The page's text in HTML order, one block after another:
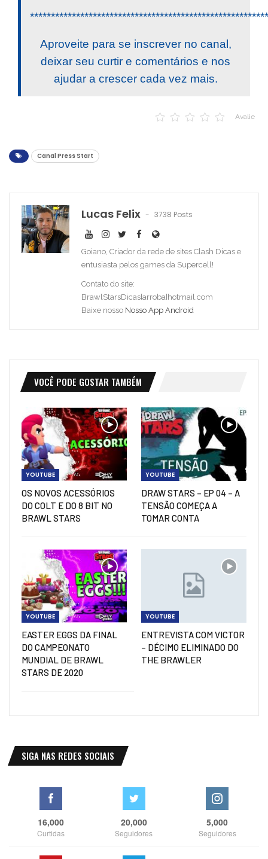
Aproveite para se inscrever no canal,
deixar seu curtir e comentários e nos
ajudar a crescer cada vez mais.
Avalie
Canal Press Start
Lucas Felix 3738 Posts
Goiano, Criador da rede de sites Clash Dicas e
entusiasta pelos games da Supercell!
Contato do site:
BrawlStarsDicas[arroba]hotmail.com
Baixe nosso Nosso App Android
VOCÊ PODE GOSTAR TAMBÉM
YOUTUBE
OS NOVOS ACESSÓRIOS
DO COLT E DO 8 BIT NO
BRAWL STARS
YOUTUBE
DRAW STARS – EP 04 – A
TENSÃO COMEÇA A
TOMAR CONTA
YOUTUBE
EASTER EGGS DA FINAL
DO CAMPEONATO
MUNDIAL DE BRAWL
STARS DE 2020
YOUTUBE
ENTREVISTA COM VICTOR
– DÉCIMO ELIMINADO DO
THE BRAWLER
SIGA NAS REDES SOCIAIS
16,000
Curtidas
20,000
Seguidores
5,000
Seguidores